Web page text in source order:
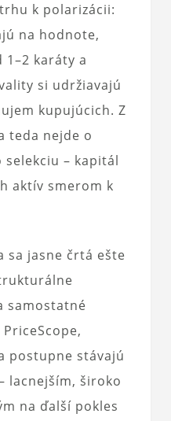
k polarizácii:
na hodnote,
karáty a
si udržiavajú
kupujúcich. Z
teda nejde o
– kapitál
aktív smerom k
sa jasne črtá ešte
samostatné
postupne stávajú
lacnejším, široko
na ďalší pokles